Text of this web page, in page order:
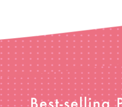
さらなるイチオシポイント！
人気プラン紹介